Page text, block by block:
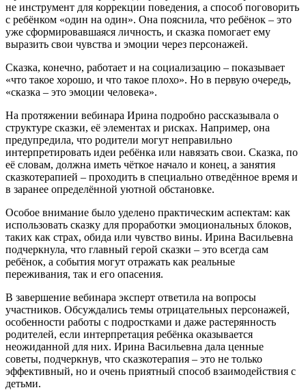
не инструмент для коррекции поведения, а способ поговорить
с ребёнком «один на один». Она пояснила, что ребёнок – это
уже сформировавшаяся личность, и сказка помогает ему
выразить свои чувства и эмоции через персонажей.
Сказка, конечно, работает и на социализацию – показывает
«что такое хорошо, и что такое плохо». Но в первую очередь,
«сказка – это эмоции человека».
На протяжении вебинара Ирина подробно рассказывала о
структуре сказки, её элементах и рисках. Например, она
предупредила, что родители могут неправильно
интерпретировать идеи ребёнка или навязать свои. Сказка, по
её словам, должна иметь чёткое начало и конец, а занятия
сказкотерапией – проходить в специально отведённое время и
в заранее определённой уютной обстановке.
Особое внимание было уделено практическим аспектам: как
использовать сказку для проработки эмоциональных блоков,
таких как страх, обида или чувство вины. Ирина Васильевна
подчеркнула, что главный герой сказки – это всегда сам
ребёнок, а события могут отражать как реальные
переживания, так и его опасения.
В завершение вебинара эксперт ответила на вопросы
участников. Обсуждались темы отрицательных персонажей,
особенности работы с подростками и даже растерянность
родителей, если интерпретация ребёнка оказывается
неожиданной для них. Ирина Васильевна дала ценные
советы, подчеркнув, что сказкотерапия – это не только
эффективный, но и очень приятный способ взаимодействия с
детьми.